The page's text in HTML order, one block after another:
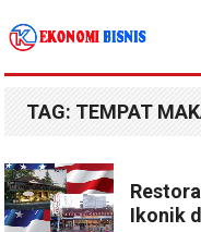
Kanal Ekonomi Bisnis
TAG: TEMPAT
Ikonik